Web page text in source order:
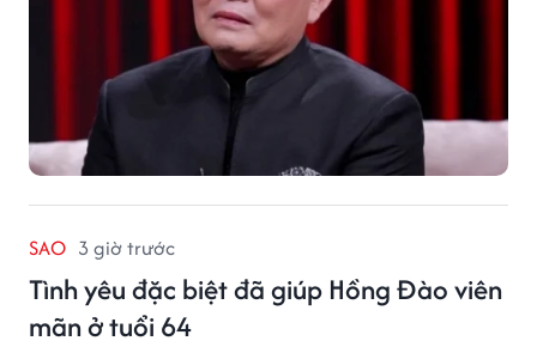
SAO 3 giờ trước
Tình yêu đặc biệt đã giúp Hồng Đào viên
mãn ở tuổi 64